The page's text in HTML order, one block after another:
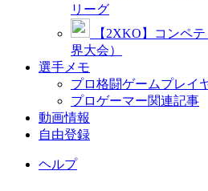
リーグ
【2XKO】コンペ
界大会）
選手メモ
プロ格闘ゲームプレイ
プロゲーマー関連記事
動画情報
自由登録
ヘルプ